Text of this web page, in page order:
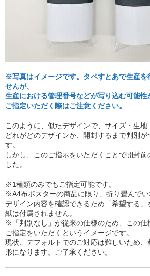
※写真はイメージです。タペすとあで生産を
せんが、
生産における管理番号などが写り込む可能性
ご指定いただく際はご注意ください。
このように、似たデザインで、サイズ・生
どれがどのデザインか、開封するまで判別が
す。
しかし、このご指示をいただくことで開封前
した。
※1種類のみでもご指定可能です。
※A4布ポスターの商品に限り、折り畳んでい
デザイン内容を確認できるため「希望する」
紙は付属されません。
※「判別なし」が従来の仕様のため、この仕
ご指定をいただくというイメージです。
現状、デフォルトでのご対応は難しいため、
形になります。ご了承ください。